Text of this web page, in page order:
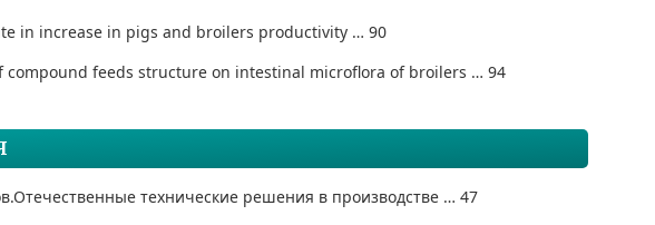
in increase in pigs and broilers productivity … 90
compound feeds structure on intestinal microflora of broilers … 94
Отечественные технические решения в производстве … 47